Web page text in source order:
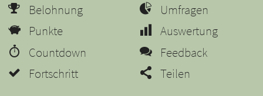
Belohnung
Punkte
Countdown
Fortschritt
Umfragen
Auswertung
Feedback
Teilen